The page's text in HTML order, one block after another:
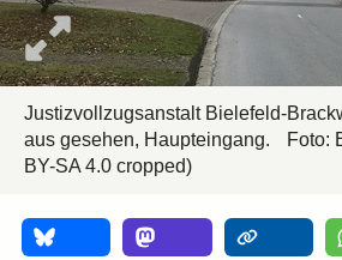
Justizvollzugsanstalt Bielefeld-
aus gesehen, Haupteingang.
Foto:
BY-SA 4.0 cropped)